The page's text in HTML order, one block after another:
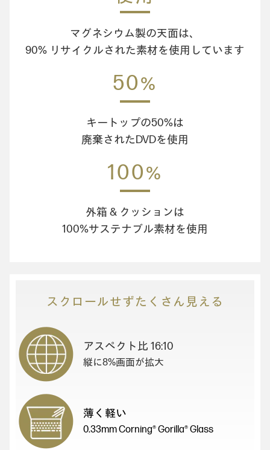
マグネシウム製の天面は、
90% リサイクルされた素材を使用しています
50%
キートップの50%は
廃棄されたDVDを使用
100%
外箱 & クッションは
100%サステナブル素材を使用
スクロールせずたくさん見える
アスペクト比 16:10
縦に8%画面が拡大
薄く軽い
0.33mm Corning® Gorilla® Glass